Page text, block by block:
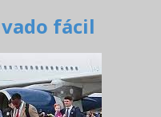
fácil